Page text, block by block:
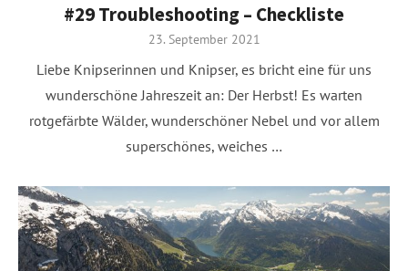
#29 Troubleshooting – Checkliste
Posted
23. September 2021
Liebe Knipserinnen und Knipser, es bricht eine für uns
wunderschöne Jahreszeit an: Der Herbst! Es warten
rotgefärbte Wälder, wunderschöner Nebel und vor allem
superschönes, weiches …